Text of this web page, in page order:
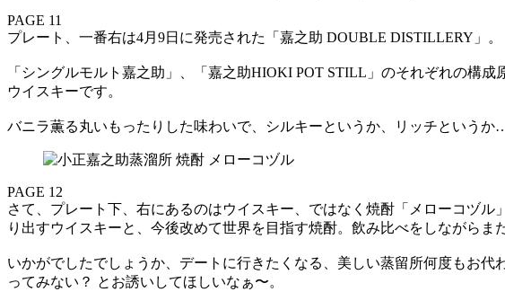
PAGE 11
プレート、一番右は4月9日に発売された「嘉之助 DOUBLE DISTILLERY」。
「シングルモルト嘉之助」、「嘉之助HIOKI POT STILL」のそれぞれの構
ウイスキーです。
バニラ薫る丸いもったりした味わいで、シルキーというか、リッチという
PAGE 12
さて、プレート下、右にあるのはウイスキー、ではなく焼酎「メローコヅ
り出すウイスキーと、今後改めて世界を目指す焼酎。飲み比べをしながら
いかがでしたでしょうか、デートに行きたくなる、美しい蒸留所何度もお
ってみない？ とお誘いしてほしいなぁ〜。